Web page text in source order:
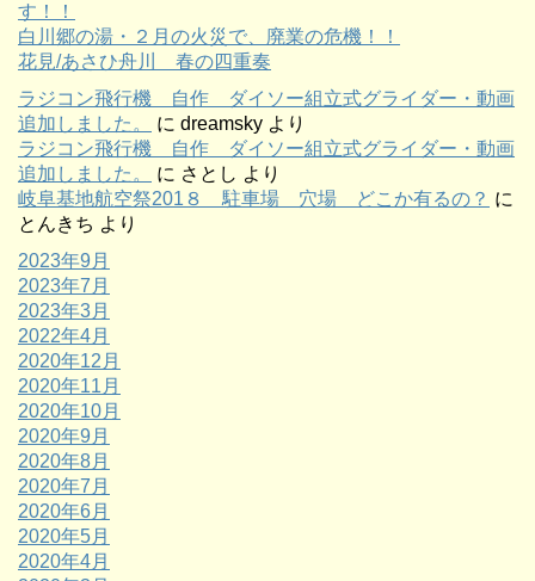
す！！
白川郷の湯・２月の火災で、廃業の危機！！
花見/あさひ舟川 春の四重奏
ラジコン飛行機 自作 ダイソー組立式グライダー・動画
追加しました。
に dreamsky より
ラジコン飛行機 自作 ダイソー組立式グライダー・動画
追加しました。
に さとし より
岐阜基地航空祭201８ 駐車場 穴場 どこか有るの？ に
とんきち より
2023年9月
2023年7月
2023年3月
2022年4月
2020年12月
2020年11月
2020年10月
2020年9月
2020年8月
2020年7月
2020年6月
2020年5月
2020年4月